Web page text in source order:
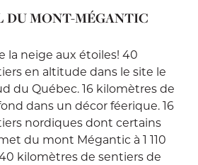
DU MONT-MÉGANTIC
la neige aux étoiles! 40
en altitude dans le site le
du Québec. 16 kilomètres de
dans un décor féerique. 16
nordiques dont certains
du mont Mégantic à 1 110
kilomètres de sentiers de